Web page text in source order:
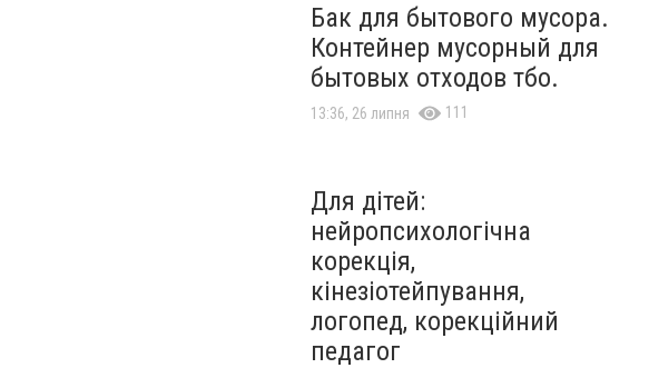
Бак для бытового мусора.
Контейнер мусорный для
бытовых отходов тбо.
13:36, 26 липня 111
Для дітей:
нейропсихологічна
корекція,
кінезіотейпування,
логопед, корекційний
педагог